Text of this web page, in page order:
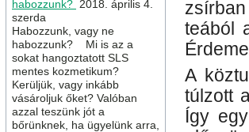
habozzunk? 2018. április 4.
szerda
Habozzunk, vagy ne
habozzunk? Mi is az a
sokat hangoztatott SLS
mentes kozmetikum?
Kerüljük, vagy inkább
vásároljuk őket? Valóban
azzal teszünk jót a
bőrünknek, ha ügyelünk arra,
teából
A
túlzott
Így